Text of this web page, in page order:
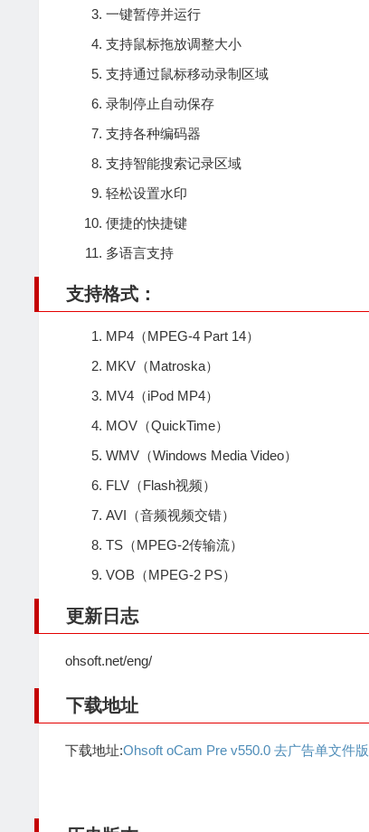
一键暂停并运行
支持鼠标拖放调整大小
支持通过鼠标移动录制区域
录制停止自动保存
支持各种编码器
支持智能搜索记录区域
轻松设置水印
便捷的快捷键
多语言支持
支持格式：
MP4（MPEG-4 Part 14）
MKV（Matroska）
MV4（iPod MP4）
MOV（QuickTime）
WMV（Windows Media Video）
FLV（Flash视频）
AVI（音频视频交错）
TS（MPEG-2传输流）
VOB（MPEG-2 PS）
更新日志
ohsoft.net/eng/
下载地址
下载地址:Ohsoft oCam Pre v550.0 去广告单文件版